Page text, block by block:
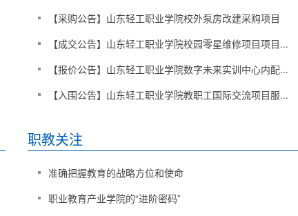
【采购公告】山东轻工职业学院校外泵房改建采购项目
【成交公告】山东轻工职业学院校园零星维修项目项目...
【报价公告】山东轻工职业学院数字未来实训中心内配...
【入围公告】山东轻工职业学院教职工国际交流项目服...
职教关注
准确把握教育的战略方位和使命
职业教育产业学院的“进阶密码”